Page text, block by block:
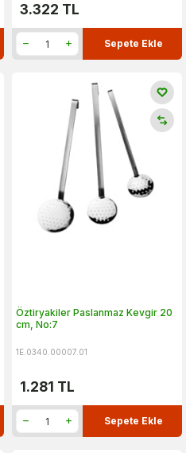
3.322 TL
Sepete Ekle
Öztiryakiler Paslanmaz Kevgir 20
cm, No:7
1E.0340.00007.01
1.281 TL
Sepete Ekle